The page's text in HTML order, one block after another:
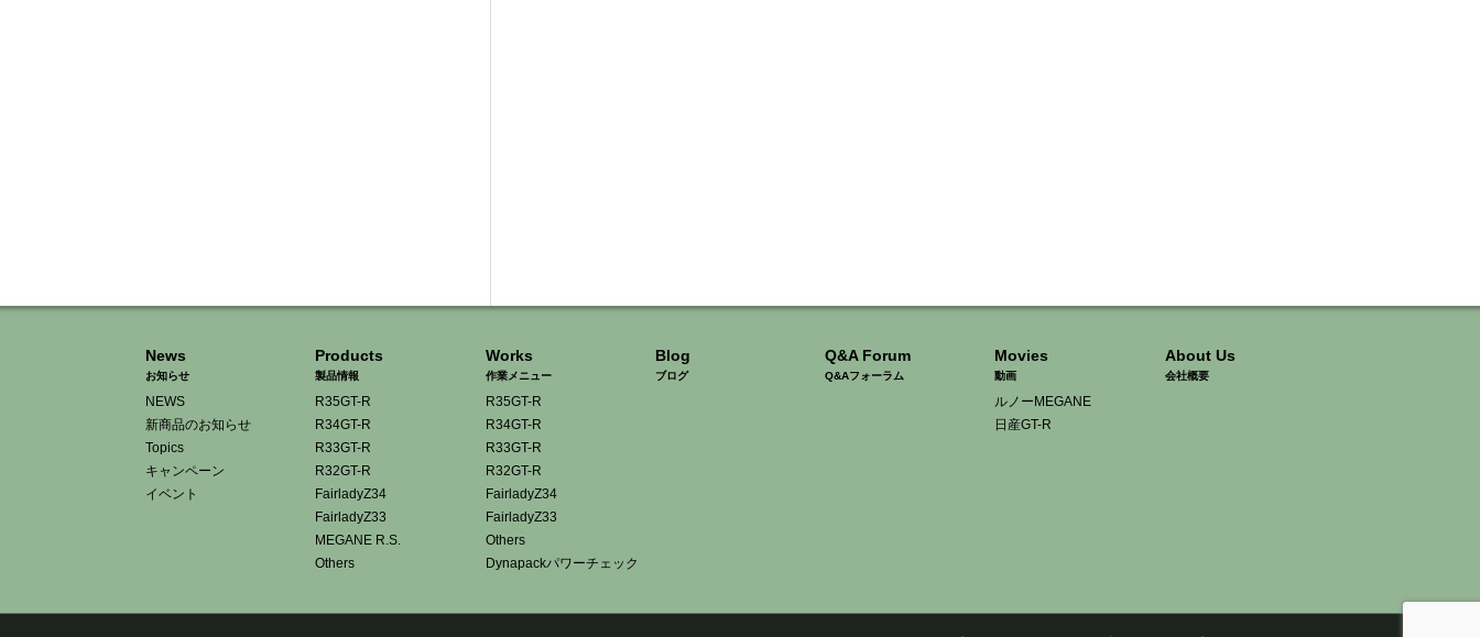
News
お知らせ
NEWS
新商品のお知らせ
Topics
キャンペーン
イベント
Products
製品情報
R35GT-R
R34GT-R
R33GT-R
R32GT-R
FairladyZ34
FairladyZ33
MEGANE R.S.
Others
Works
作業メニュー
R35GT-R
R34GT-R
R33GT-R
R32GT-R
FairladyZ34
FairladyZ33
Others
Dynapackパワーチェック
Blog
ブログ
Q&A Forum
Q&Aフォーラム
Movies
動画
ルノーMEGANE
日産GT-R
About Us
会社概要